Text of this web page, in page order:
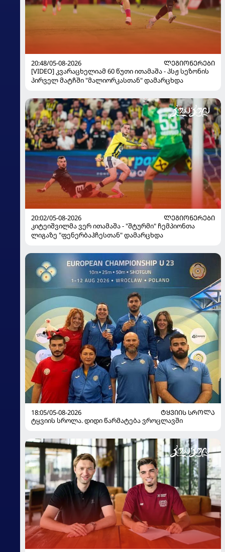
20:48/05-08-2026
ᲚᲔᲒᲘᲝᲜᲔᲠᲔᲑᲘ
[VIDEO] კვარაცხელიამ 60 წუთი ითამაშა - პსჟ სეზონის
პირველ მატჩში "მალიორკასთან" დამარცხდა
20:02/05-08-2026
ᲚᲔᲒᲘᲝᲜᲔᲠᲔᲑᲘ
კიტეიშვილმა ვერ ითამაშა - "შტურმი" ჩემპიონთა
ლიგაზე "ფენერბაჰჩესთან" დამარცხდა
18:05/05-08-2026
ᲢᲧᲕᲘᲘᲡ ᲡᲠᲝᲚᲐ
ტყვიის სროლა. დიდი წარმატება ვროცლავში